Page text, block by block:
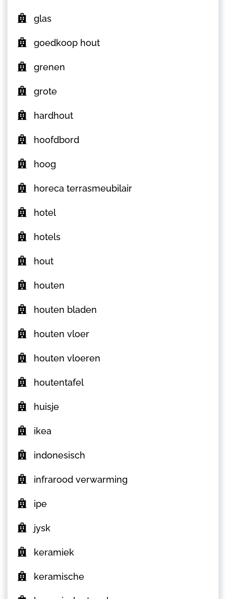
glas
goedkoop hout
grenen
grote
hardhout
hoofdbord
hoog
horeca terrasmeubilair
hotel
hotels
hout
houten
houten bladen
houten vloer
houten vloeren
houtentafel
huisje
ikea
indonesisch
infrarood verwarming
ipe
jysk
keramiek
keramische